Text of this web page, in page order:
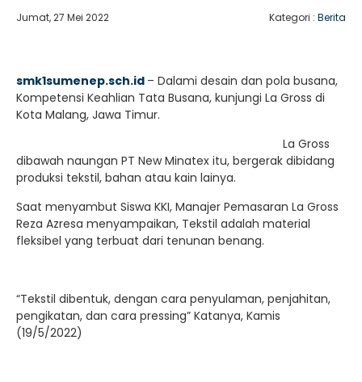
Jumat, 27 Mei 2022 Kategori : Berita
smk1sumenep.sch.id – Dalami desain dan pola busana,
Kompetensi Keahlian Tata Busana, kunjungi La Gross di
Kota Malang, Jawa Timur.
La Gross
dibawah naungan PT New Minatex itu, bergerak dibidang
produksi tekstil, bahan atau kain lainya.
Saat menyambut Siswa KKI, Manajer Pemasaran La Gross
Reza Azresa menyampaikan, Tekstil adalah material
fleksibel yang terbuat dari tenunan benang.
“Tekstil dibentuk, dengan cara penyulaman, penjahitan,
pengikatan, dan cara pressing” Katanya, Kamis
(19/5/2022)